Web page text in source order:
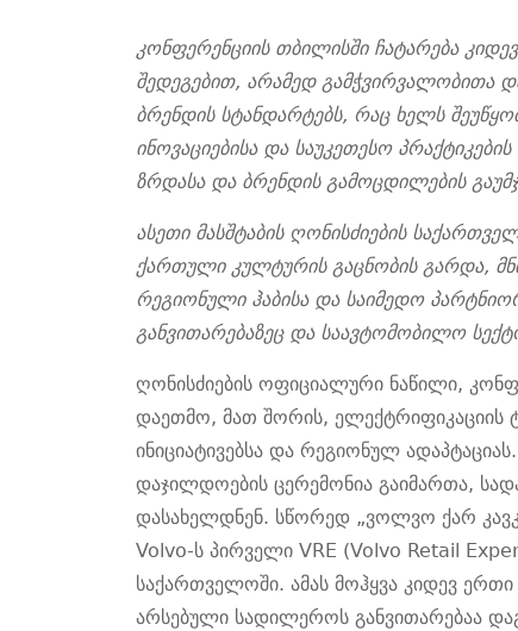
კონფერენციის თბილისში ჩატარება
შედეგებით, არამედ გამჭვირვალობითა
ბრენდის სტანდარტებს, რაც ხელს
ინოვაციებისა და საუკეთესო
ზრდასა და ბრენდის გამოცდილების
ასეთი მასშტაბის ღონისძიების
ქართული კულტურის გაცნობის გარდა,
რეგიონული ჰაბისა და საიმედო
განვითარებაზეც და საავტომობილო
ღონისძიების ოფიციალური ნაწილი,
დაეთმო, მათ შორის, ელექტრიფიკაციის
ინიციატივებსა და რეგიონულ ადაპტაციას.
დაჯილდოების ცერემონია გაიმართა,
დასახელდნენ. სწორედ „ვოლვო ქარ
Volvo-ს პირველი VRE (Volvo Retail
საქართველოში. ამას მოჰყვა კიდევ ერთი
არსებული სადილეროს განვითარებაა